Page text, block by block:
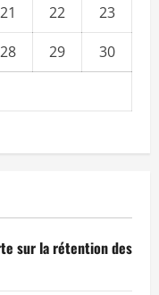
21 22
23
28 29
30
sur la rétention des